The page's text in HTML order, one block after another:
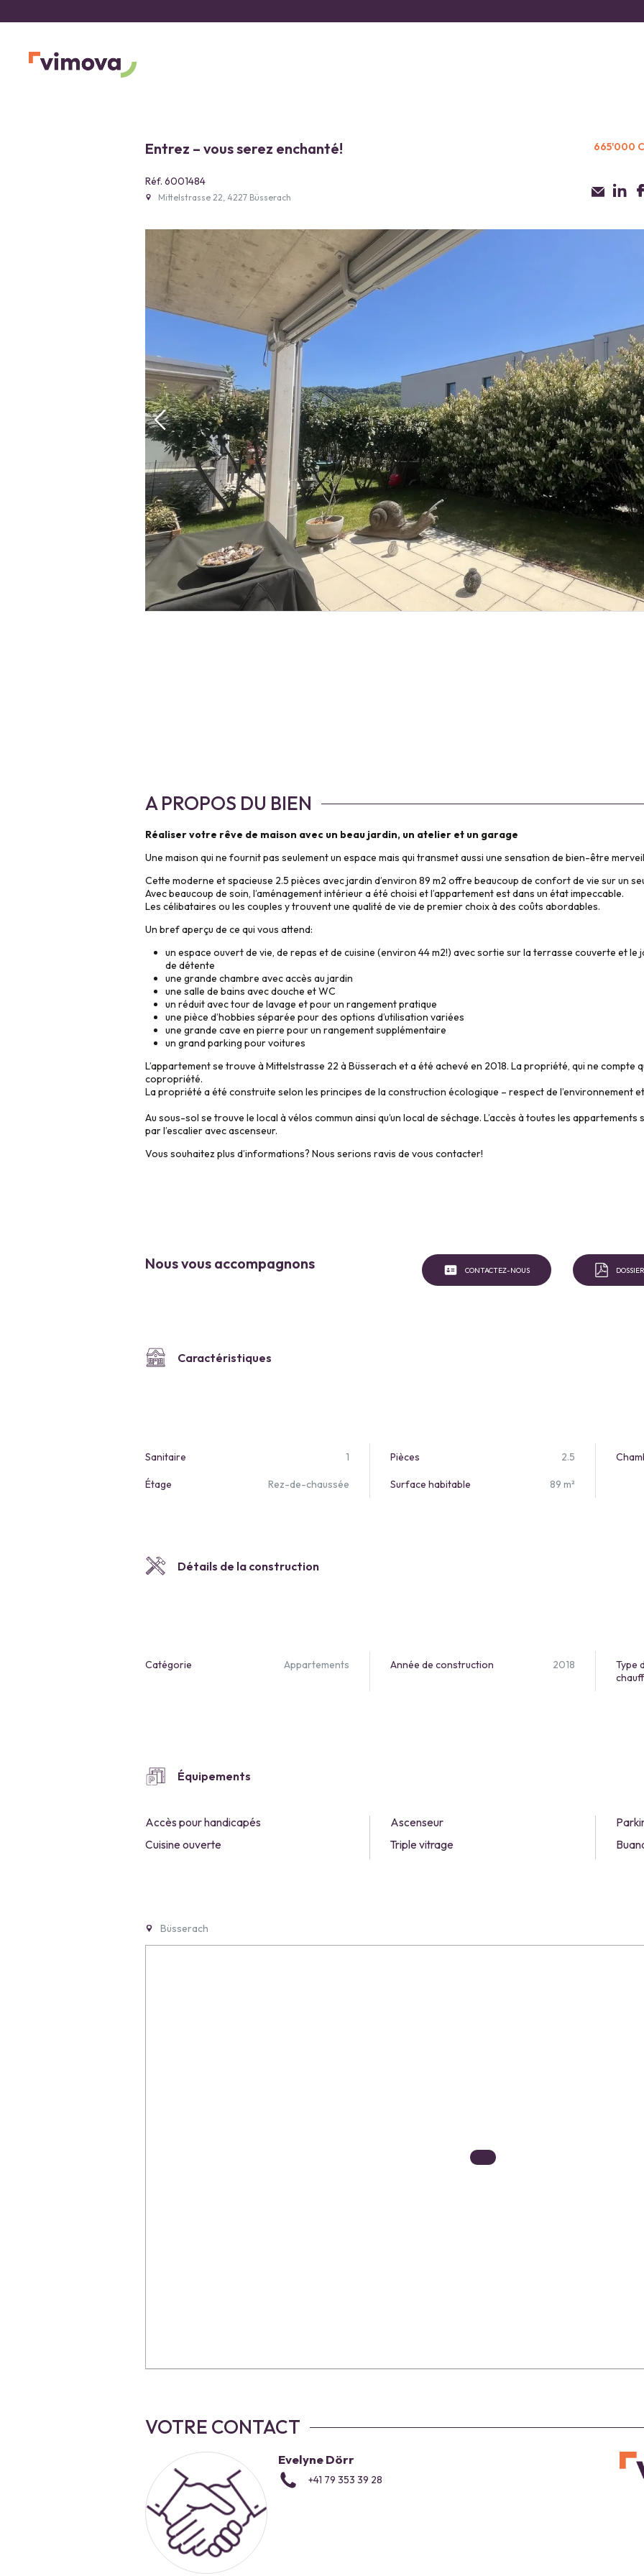
Entrez – vous serez enchanté!
Réf. 6001484
Mittelstrasse 22, 4227 Büsserach
665'000
A PROPOS DU BIEN
Réaliser votre rêve de maison avec un beau jardin, un atelier et un garage
Une maison qui ne fournit pas seulement un espace mais qui transmet aussi une sensation de bien-être
Cette moderne et spacieuse 2.5 pièces avec jardin d’environ 89 m2 offre beaucoup de confort de vie sur un
Avec beaucoup de soin, l’aménagement intérieur a été choisi et l’appartement est dans un état impeccable.
Les célibataires ou les couples y trouvent une qualité de vie de premier choix à des coûts abordables.
Un bref aperçu de ce qui vous attend:
un espace ouvert de vie, de repas et de cuisine (environ 44 m2!) avec sortie sur la terrasse couverte et le
de détente
une grande chambre avec accès au jardin
une salle de bains avec douche et WC
un réduit avec tour de lavage et pour un rangement pratique
une pièce d’hobbies séparée pour des options d’utilisation variées
une grande cave en pierre pour un rangement supplémentaire
un grand parking pour voitures
L’appartement se trouve à Mittelstrasse 22 à Büsserach et a été achevé en 2018. La propriété, qui ne compte
copropriété.
La propriété a été construite selon les principes de la construction écologique – respect de l’environnement
Au sous-sol se trouve le local à vélos commun ainsi qu’un local de séchage. L’accès à toutes les appartements
par l’escalier avec ascenseur.
Vous souhaitez plus d’informations? Nous serions ravis de vous contacter!
Nous vous accompagnons CONTACTEZ-NOUS
Caractéristiques
Sanitaire 1 Pièces 2.5
Étage Rez-de-chaussée Surface habitable 89 m²
Détails de la construction
Catégorie Appartements Année de construction 2018
Type
Équipements
Accès pour handicapés Ascenseur
Cuisine ouverte
Triple vitrage
Büsserach
VOTRE CONTACT
Evelyne Dörr
+41 79 353 39 28